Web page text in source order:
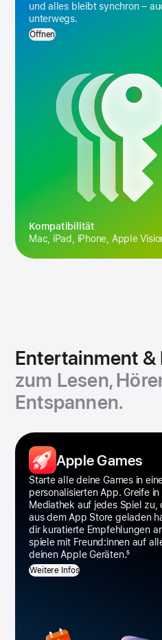
und alles bleibt synchron –
unter­wegs.
Öffnen
Kompa­tibilität
Mac, iPad, iPhone, Apple
Entertainment &
zum Lesen,
Entspannen.
Entertainment
Zuhause
Galerie
Apple Games
Starte alle deine Games in
perso­na­lisierten App. Greife in
Media­thek auf jedes Spiel zu,
aus dem App Store geladen
dir kura­tierte Emp­feh­lungen
spiele mit Freund:innen auf
deinen Apple Geräten.5
Weitere Infos